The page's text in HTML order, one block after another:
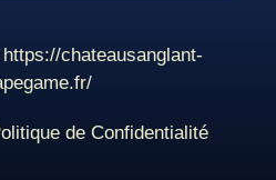
https://chateausanglant-
de Confidentialité